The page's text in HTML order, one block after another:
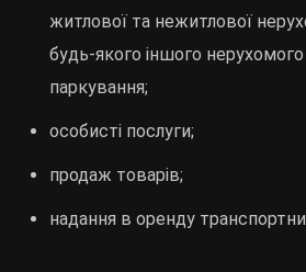
житлової та нежитлової
будь-якого іншого
паркування;
особисті послуги;
продаж товарів;
надання в оренду